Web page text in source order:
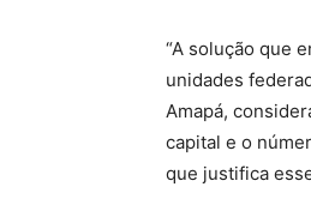
“A solução que
unidades
Amapá,
capital e o
que justifica